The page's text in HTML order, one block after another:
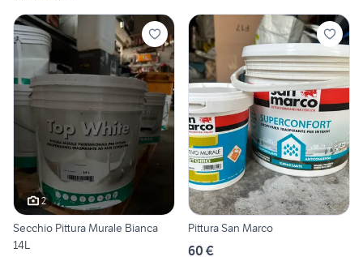
2
Secchio Pittura Murale Bianca
14L
Pittura San Marco
60 €